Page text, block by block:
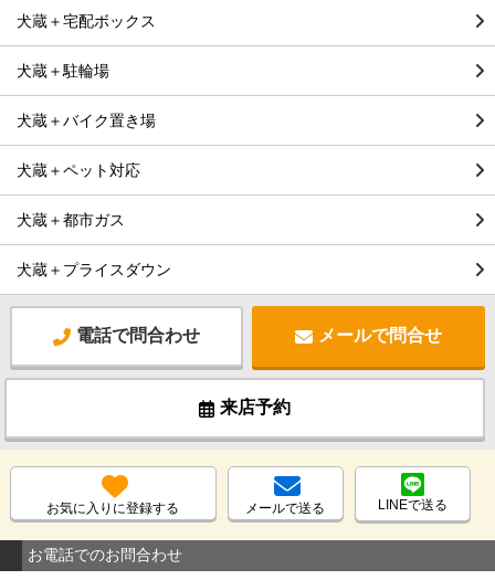
犬蔵＋宅配ボックス
犬蔵＋駐輪場
犬蔵＋バイク置き場
犬蔵＋ペット対応
犬蔵＋都市ガス
犬蔵＋プライスダウン
電話で問合わせ メールで問合せ
来店予約
お気に入りに登録する メールで送る LINEで送る
お電話でのお問合わせ